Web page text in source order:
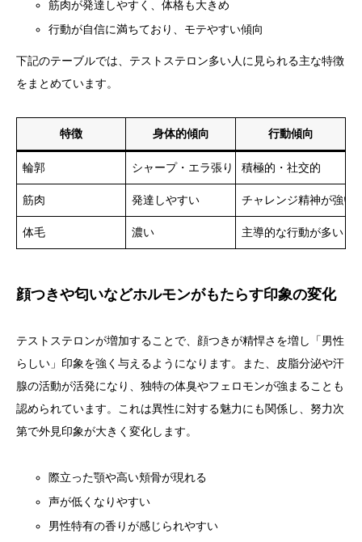
筋肉が発達しやすく、体格も大きめ
行動が自信に満ちており、モテやすい傾向
下記のテーブルでは、テストステロン多い人に見られる主な特徴
をまとめています。
特徴 身体的傾向 行動傾向
輪郭 シャープ・エラ張り 積極的・社交的
筋肉 発達しやすい チャレンジ精神が強い
体毛 濃い 主導的な行動が多い
顔つきや匂いなどホルモンがもたらす印象の変化
テストステロンが増加することで、顔つきが精悍さを増し「男性
らしい」印象を強く与えるようになります。また、皮脂分泌や汗
腺の活動が活発になり、独特の体臭やフェロモンが強まることも
認められています。これは異性に対する魅力にも関係し、努力次
第で外見印象が大きく変化します。
際立った顎や高い頬骨が現れる
声が低くなりやすい
男性特有の香りが感じられやすい